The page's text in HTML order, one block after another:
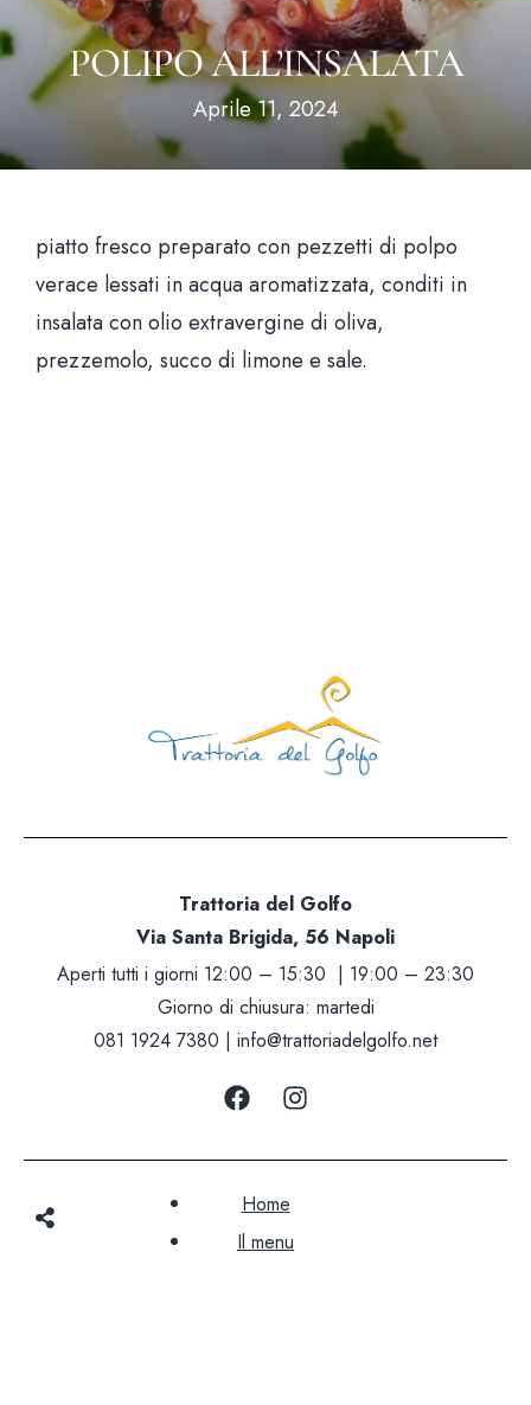
POLIPO ALL’INSALATA
Aprile 11, 2024
piatto fresco preparato con pezzetti di polpo
verace lessati in acqua aromatizzata, conditi in
insalata con olio extravergine di oliva,
prezzemolo, succo di limone e sale.
Trattoria del Golfo
Via Santa Brigida, 56 Napoli
Aperti tutti i giorni 12:00 – 15:30 | 19:00 – 23:30
Giorno di chiusura: martedi
081 1924 7380 | info@trattoriadelgolfo.net
Home
Il menu
Il
Il
News &
Prenota un